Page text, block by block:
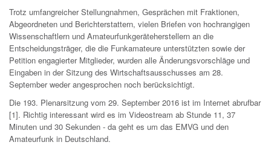
Trotz umfangreicher Stellungnahmen, Gesprächen mit Fraktionen,
Abgeordneten und Berichterstattern, vielen Briefen von hochrangigen
Wissenschaftlern und Amateurfunkgeräteherstellern an die
Entscheidungsträger, die die Funkamateure unterstützten sowie der
Petition engagierter Mitglieder, wurden alle Änderungsvorschläge und
Eingaben in der Sitzung des Wirtschaftsausschusses am 28.
September weder angesprochen noch berücksichtigt.
Die 193. Plenarsitzung vom 29. September 2016 ist im Internet abrufbar
[1]. Richtig interessant wird es im Videostream ab Stunde 11, 37
Minuten und 30 Sekunden - da geht es um das EMVG und den
Amateurfunk in Deutschland.